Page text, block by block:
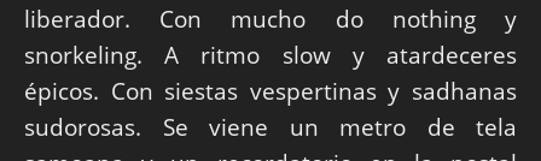
liberador. Con mucho do nothing y
snorkeling. A ritmo slow y atardeceres
épicos. Con siestas vespertinas y sadhanas
sudorosas. Se viene un metro de tela